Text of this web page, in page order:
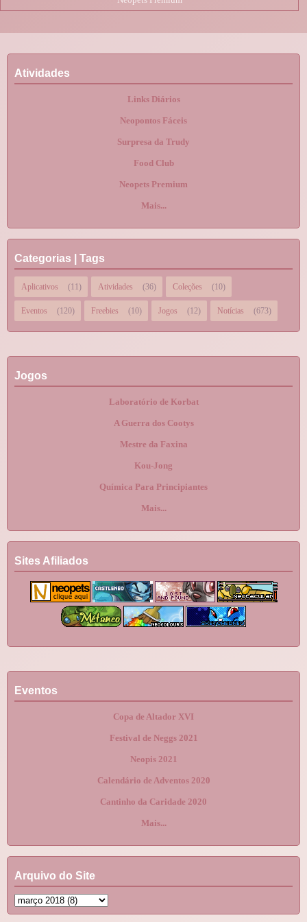
Atividades
Links Diários
Neopontos Fáceis
Surpresa da Trudy
Food Club
Neopets Premium
Mais...
Categorias | Tags
Aplicativos (11) Atividades (36) Coleções (10)
Eventos (120) Freebies (10) Jogos (12) Notícias (673)
Jogos
Laboratório de Korbat
A Guerra dos Cootys
Mestre da Faxina
Kou-Jong
Química Para Principiantes
Mais...
Sites Afiliados
Eventos
Copa de Altador XVI
Festival de Neggs 2021
Neopis 2021
Calendário de Adventos 2020
Cantinho da Caridade 2020
Mais...
Arquivo do Site